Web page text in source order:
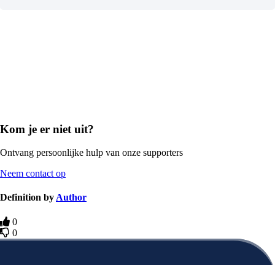
Kom je er niet uit?
Ontvang persoonlijke hulp van onze supporters
Neem contact op
Definition byAuthor
0
0